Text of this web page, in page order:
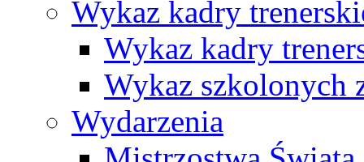
Wykaz kadry
Wykaz kadry
Wykaz szkolonych
Wydarzenia